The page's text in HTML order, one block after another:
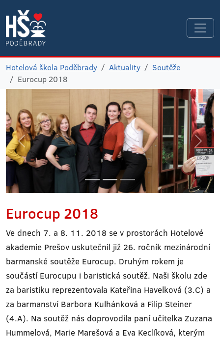
Hotelová škola Poděbrady Aktuality
Soutěže
Eurocup 2018
Eurocup 2018
Ve dnech 7. a 8. 11. 2018 se v prostorách Hotelové
akademie Prešov uskutečnil již 26. ročník mezinárodní
barmanské soutěže Eurocup. Druhým rokem je
součástí Eurocupu i baristická soutěž. Naši školu zde
za baristiku reprezentovala Kateřina Havelková (3.C) a
za barmanství Barbora Kulhánková a Filip Steiner
(4.A). Na soutěž nás doprovodila paní učitelka Zuzana
Hummelová, Marie Marešová a Eva Keclíková, kterým